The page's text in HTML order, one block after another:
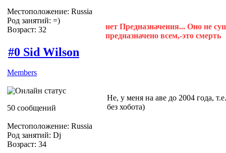
Местоположение: Russia
Род занятий: =)
Возраст: 32
нет Предназначения... Оно не
предназначено всем,-это смерть
#0 Sid Wilson
Members
50 сообщений
Местоположение: Russia
Род занятий: Dj
Возраст: 34
Не, у меня на аве до 2004 года,
без хобота)